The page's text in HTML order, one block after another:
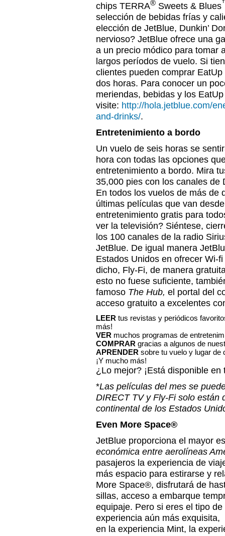
chips TERRA® Sweets & Blues
selección de bebidas frías y
elección de JetBlue, Dunkin’
nervioso? JetBlue ofrece una
a un precio módico para tomar
largos períodos de vuelo. Si
clientes pueden comprar
dos horas. Para conocer un
meriendas, bebidas y los
visite: http://hola.jetblue.com/
and-drinks/.
Entretenimiento a bordo
Un vuelo de seis horas se
hora con todas las opciones
entretenimiento a bordo. Mira
35,000 pies con los canales de
En todos los vuelos de más de
últimas películas que van
entretenimiento gratis para
ver la televisión? Siéntese,
los 100 canales de la radio
JetBlue. De igual manera
Estados Unidos en ofrecer Wi-
dicho, Fly-Fi, de manera
esto no fuese suficiente,
famoso The Hub, el portal del
acceso gratuito a excelentes
LEER tus revistas y periódicos
más!
VER muchos programas de
COMPRAR gracias a algunos de
APRENDER sobre tu vuelo y lugar de
¡Y mucho más!
¿Lo mejor? ¡Está disponible
*Las películas del mes se
DIRECT TV y Fly-Fi solo están
continental de los Estados
Even More Space®
JetBlue proporciona el mayor
económica entre aerolíneas
pasajeros la experiencia de
más espacio para estirarse y
More Space®, disfrutará de
sillas, acceso a embarque
equipaje. Pero si eres el tipo
experiencia aún más
en la experiencia Mint, la